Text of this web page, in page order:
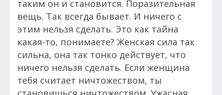
таким он и становится. Поразительная
вещь. Так всегда бывает. И ничего с
этим нельзя сделать. Это как тайна
какая-то, понимаете? Женская сила так
сильна, она так тонко действует, что
ничего нельзя сделать. Если женщина
тебя считает ничтожеством, ты